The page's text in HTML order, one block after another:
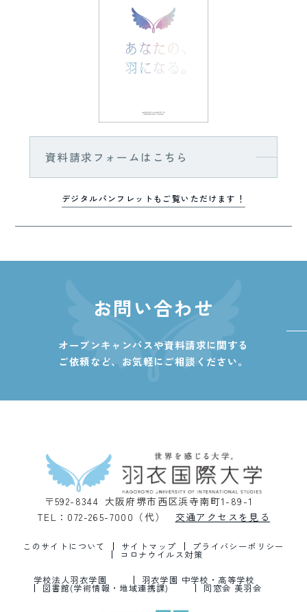
資料請求フォームはこちら
デジタルパンフレットもご覧いただけます！
お問い合わせ
オープンキャンパスや資料請求に関する
ご依頼など、 お気軽にご相談ください。
〒592-8344 大阪府堺市西区浜寺南町1-89-1
TEL：072-265-7000（代）
交通アクセスを見る
このサイトについて サイトマップ プライバシーポリシー
コロナウイルス対策
学校法人羽衣学園 羽衣学園 中学校・高等学校
図書館(学術情報・地域連携課) 同窓会 美羽会